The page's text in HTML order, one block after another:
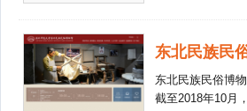
展学术交流，搜
术发展”的基本宗
员共同的网络家
东北民族民
东北民族民俗博
截至2018年10月